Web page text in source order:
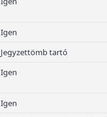
Igen
Jegyzettömb tartó
Igen
Igen